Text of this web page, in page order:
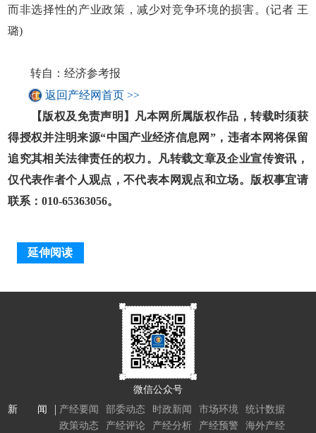
而非选择性的产业政策，减少对竞争环境的损害。(记者 王
璐)
转自：经济参考报
返回产经网首页 >>
【版权及免责声明】凡本网所属版权作品，转载时须获
得授权并注明来源“中国产业经济信息网”，违者本网将保留
追究其相关法律责任的权力。凡转载文章及企业宣传资讯，
仅代表作者个人观点，不代表本网观点和立场。版权事宜请
联系：010-65363056。
延伸阅读
微信公众号
新 闻
产经要闻 部委动态 时政新闻 市场环境
统计数据
政策动态
产经评论 产经分析 产经预警
海外产经